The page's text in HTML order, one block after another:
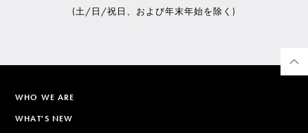
(土/日/祝日、および年末年始を除く)
WHO WE ARE
WHAT'S NEW